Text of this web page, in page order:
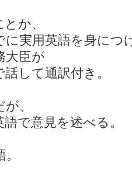
か、
に実用英語を身につ
大臣が
して通訳付き。
、
で意見を述べる。